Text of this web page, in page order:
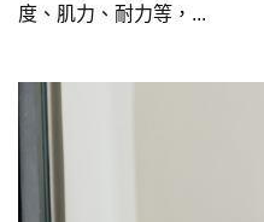
度、肌力、耐力等，...